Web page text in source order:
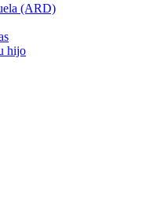
(ARD)
hijo